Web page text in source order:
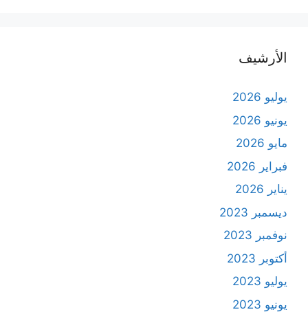
الأرشيف
يوليو 2026
يونيو 2026
مايو 2026
فبراير 2026
يناير 2026
ديسمبر 2023
نوفمبر 2023
أكتوبر 2023
يوليو 2023
يونيو 2023